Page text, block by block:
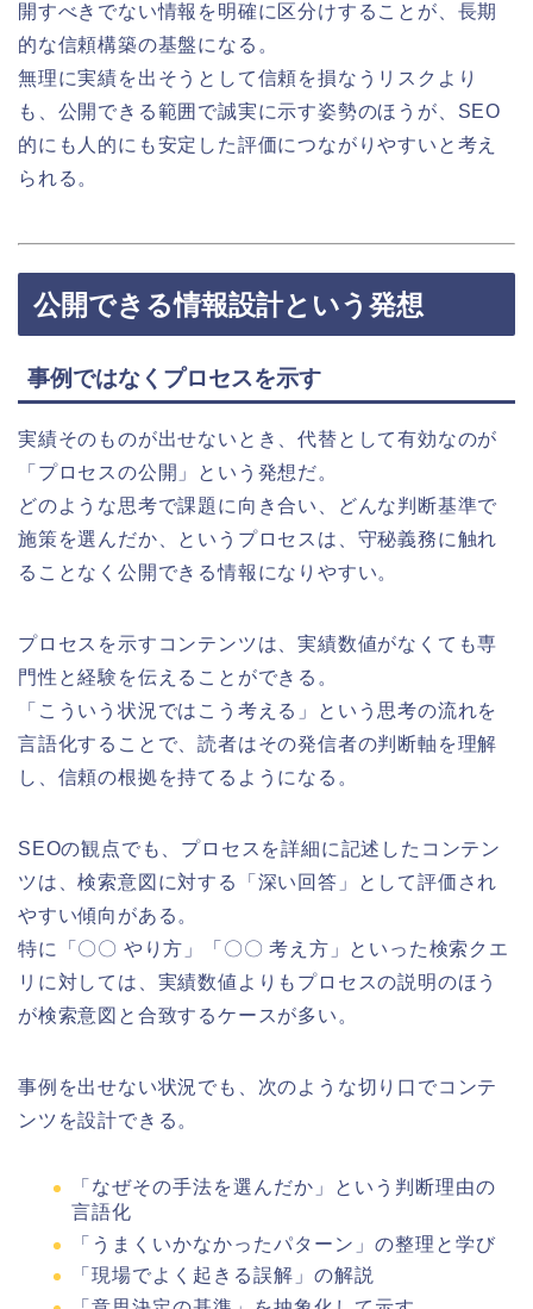
開すべきでない情報を明確に区分けすることが、長期
的な信頼構築の基盤になる。
無理に実績を出そうとして信頼を損なうリスクより
も、公開できる範囲で誠実に示す姿勢のほうが、SEO
的にも人的にも安定した評価につながりやすいと考え
られる。
公開できる情報設計という発想
事例ではなくプロセスを示す
実績そのものが出せないとき、代替として有効なのが
「プロセスの公開」という発想だ。
どのような思考で課題に向き合い、どんな判断基準で
施策を選んだか、というプロセスは、守秘義務に触れ
ることなく公開できる情報になりやすい。
プロセスを示すコンテンツは、実績数値がなくても専
門性と経験を伝えることができる。
「こういう状況ではこう考える」という思考の流れを
言語化することで、読者はその発信者の判断軸を理解
し、信頼の根拠を持てるようになる。
SEOの観点でも、プロセスを詳細に記述したコンテン
ツは、検索意図に対する「深い回答」として評価され
やすい傾向がある。
特に「〇〇 やり方」「〇〇 考え方」といった検索クエ
リに対しては、実績数値よりもプロセスの説明のほう
が検索意図と合致するケースが多い。
事例を出せない状況でも、次のような切り口でコンテ
ンツを設計できる。
「なぜその手法を選んだか」という判断理由の
言語化
「うまくいかなかったパターン」の整理と学び
「現場でよく起きる誤解」の解説